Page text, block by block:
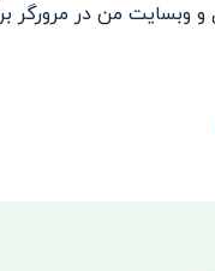
و وبسایت من در مرورگر